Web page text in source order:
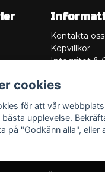
Kontakta oss
Köpvillkor
Integritet &
Service/
Lådritning
Om oss
cookies
för att vår
upplevelse.
på "Godkänn alla", eller